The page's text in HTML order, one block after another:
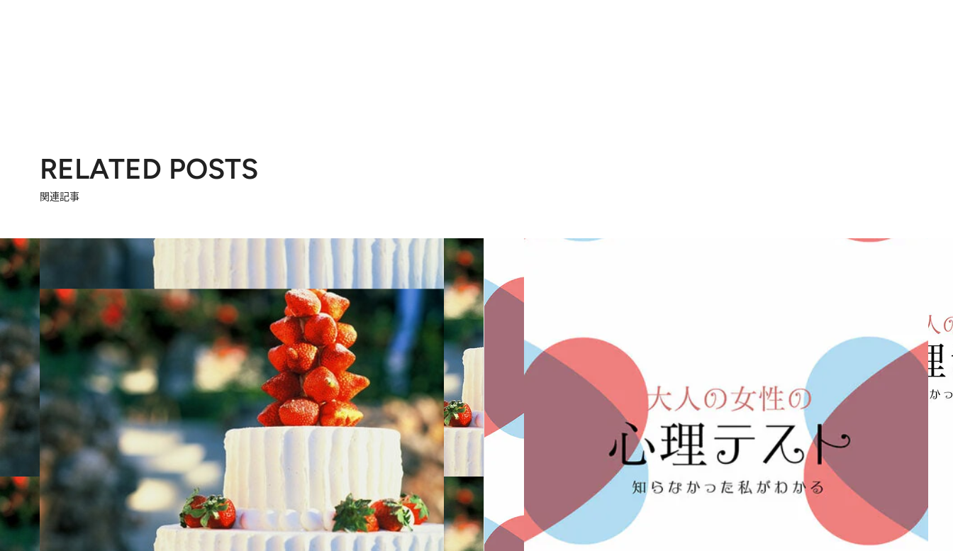
RELATED POSTS
関連記事